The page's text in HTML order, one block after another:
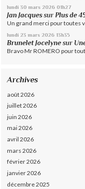
lundi 30 mars 2026 01h27
Jan Jacques surPlus de
Un grand merci pour toutes
lundi 23 mars 2026 13h35
Brunelet Jocelyne sur
Bravo Mr ROMERO pour
Archives
août 2026
juillet 2026
juin 2026
mai 2026
avril 2026
mars 2026
février 2026
janvier 2026
décembre 2025